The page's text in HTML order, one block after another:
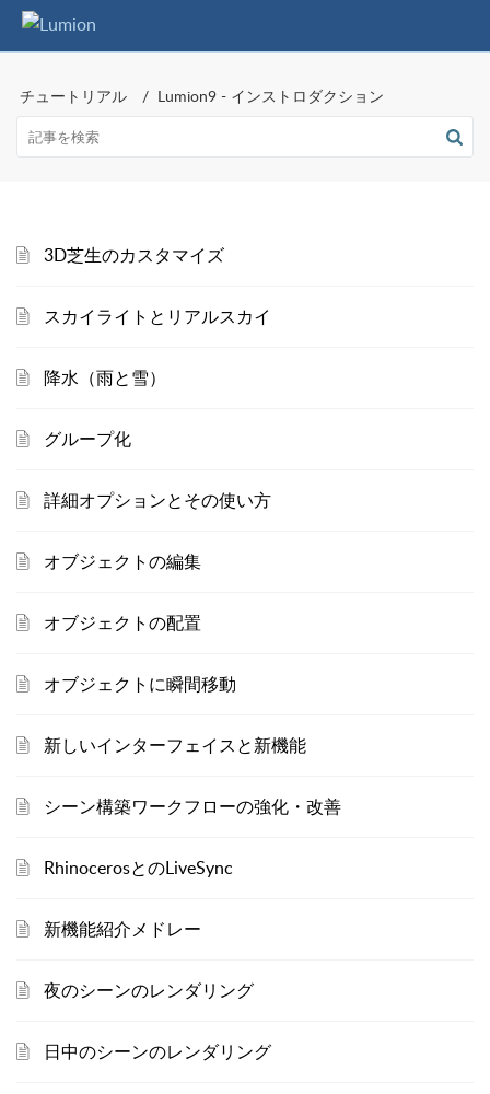
チュートリアル Lumion9 - インストロダクション
3D芝生のカスタマイズ
スカイライトとリアルスカイ
降水（雨と雪）
グループ化
詳細オプションとその使い方
オブジェクトの編集
オブジェクトの配置
オブジェクトに瞬間移動
新しいインターフェイスと新機能
シーン構築ワークフローの強化・改善
RhinocerosとのLiveSync
新機能紹介メドレー
夜のシーンのレンダリング
日中のシーンのレンダリング